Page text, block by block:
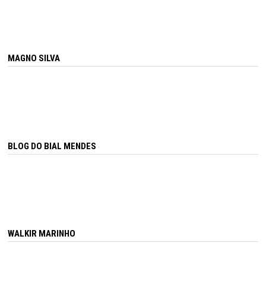
MAGNO SILVA
BLOG DO BIAL MENDES
WALKIR MARINHO